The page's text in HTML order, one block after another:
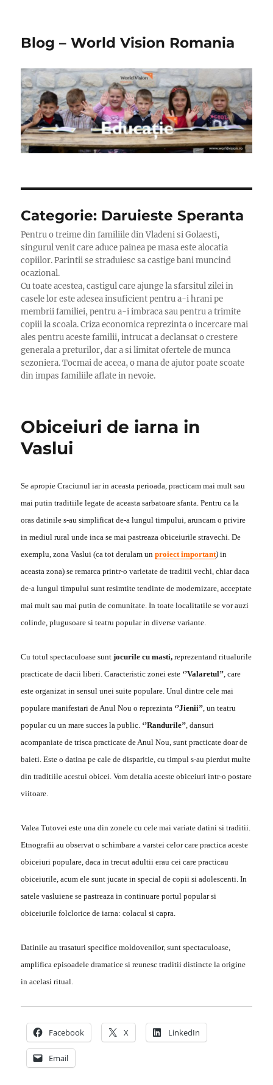
Blog – World Vision Romania
Categorie: Daruieste Speranta
Pentru o treime din familiile din Vladeni si Golaesti,
singurul venit care aduce painea pe masa este alocatia
copiilor. Parintii se straduiesc sa castige bani muncind
ocazional.
Cu toate acestea, castigul care ajunge la sfarsitul zilei in
casele lor este adesea insuficient pentru a-i hrani pe
membrii familiei, pentru a-i imbraca sau pentru a trimite
copiii la scoala. Criza economica reprezinta o incercare mai
ales pentru aceste familii, intrucat a declansat o crestere
generala a preturilor, dar a si limitat ofertele de munca
sezoniera. Tocmai de aceea, o mana de ajutor poate scoate
din impas familiile aflate in nevoie.
Obiceiuri de iarna in
Vaslui
Se apropie Craciunul iar in aceasta perioada, practicam mai mult sau
mai putin traditiile legate de aceasta sarbatoare sfanta. Pentru ca la
oras datinile s-au simplificat de-a lungul timpului, aruncam o privire
in mediul rural unde inca se mai pastreaza obiceiurile stravechi. De
exemplu, zona Vaslui (ca tot derulam unproiect important) in
aceasta zona) se remarca printr-o varietate de traditii vechi, chiar daca
de-a lungul timpului sunt resimtite tendinte de modernizare, acceptate
mai mult sau mai putin de comunitate. In toate localitatile se vor auzi
colinde, plugusoare si teatru popular in diverse variante.
Cu totul spectaculoase suntjocurile cu masti,reprezentand ritualurile
practicate de dacii liberi. Caracteristic zonei este ‘’Valaretul’’, care
este organizat in sensul unei suite populare. Unul dintre cele mai
populare manifestari de Anul Nou o reprezinta ‘’Jienii’’, un teatru
popular cu un mare succes la public. ‘’Randurile’’, dansuri
acompaniate de trisca practicate de Anul Nou, sunt practicate doar de
baieti. Este o datina pe cale de disparitie, cu timpul s-au pierdut multe
din traditiile acestui obicei. Vom detalia aceste obiceiuri intr-o postare
viitoare.
Valea Tutovei este una din zonele cu cele mai variate datini si traditii.
Etnografii au observat o schimbare a varstei celor care practica aceste
obiceiuri populare, daca in trecut adultii erau cei care practicau
obiceiurile, acum ele sunt jucate in special de copii si adolescenti. In
satele vasluiene se pastreaza in continuare portul popular si
obiceiurile folclorice de iarna: colacul si capra.
Datinile au trasaturi specifice moldovenilor, sunt spectaculoase,
amplifica episoadele dramatice si reunesc traditii distincte la origine
in acelasi ritual.
Facebook X LinkedIn
Email